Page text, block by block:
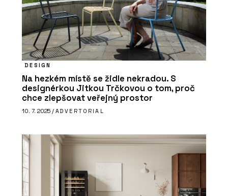
ČLÁNKY
Od balíků po osobní věci. Česká firma
ukazuje, že výdejní boxy mohou
dobře
DESIGN
Na hezkém místě se židle nekradou. S
designérkou Jitkou Trčkovou o tom, proč
chce zlepšovat veřejný prostor
10. 7. 2025 / ADVERTORIAL